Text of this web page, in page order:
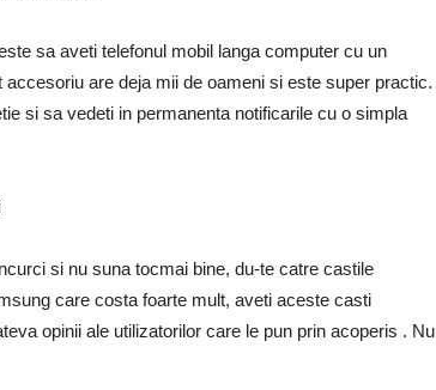
sa aveti telefonul mobil langa computer cu un
are deja mii de oameni si este super practic.
si sa vedeti in permanenta notificarile cu o simpla
si nu suna tocmai bine, du-te catre castile
care costa foarte mult, aveti aceste casti
opinii ale utilizatorilor care le pun prin acoperis . Nu